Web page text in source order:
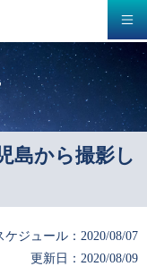
島から撮影し
ジュール：2020/08/07
更新日：2020/08/09